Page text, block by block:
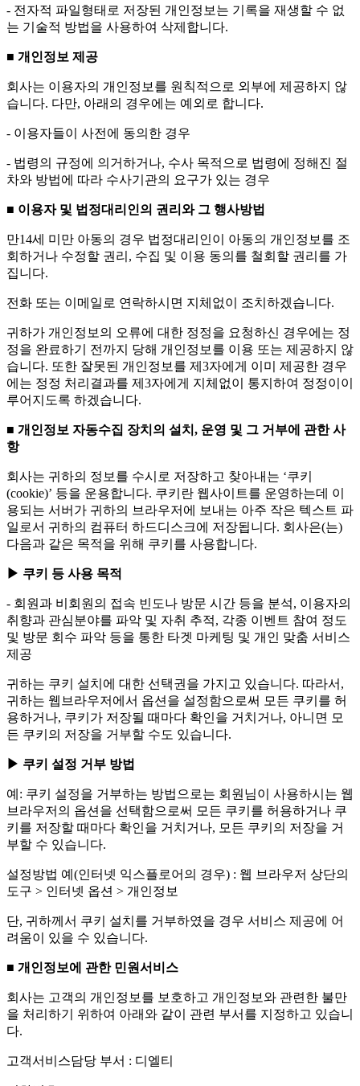
- 전자적 파일형태로 저장된 개인정보는 기록을 재생할 수 없
는 기술적 방법을 사용하여 삭제합니다.
■ 개인정보 제공
회사는 이용자의 개인정보를 원칙적으로 외부에 제공하지 않
습니다. 다만, 아래의 경우에는 예외로 합니다.
- 이용자들이 사전에 동의한 경우
- 법령의 규정에 의거하거나, 수사 목적으로 법령에 정해진 절
차와 방법에 따라 수사기관의 요구가 있는 경우
■ 이용자 및 법정대리인의 권리와 그 행사방법
만14세 미만 아동의 경우 법정대리인이 아동의 개인정보를 조
회하거나 수정할 권리, 수집 및 이용 동의를 철회할 권리를 가
집니다.
전화 또는 이메일로 연락하시면 지체없이 조치하겠습니다.
귀하가 개인정보의 오류에 대한 정정을 요청하신 경우에는 정
정을 완료하기 전까지 당해 개인정보를 이용 또는 제공하지 않
습니다. 또한 잘못된 개인정보를 제3자에게 이미 제공한 경우
에는 정정 처리결과를 제3자에게 지체없이 통지하여 정정이이
루어지도록 하겠습니다.
■ 개인정보 자동수집 장치의 설치, 운영 및 그 거부에 관한 사
항
회사는 귀하의 정보를 수시로 저장하고 찾아내는 ‘쿠키
(cookie)’ 등을 운용합니다. 쿠키란 웹사이트를 운영하는데 이
용되는 서버가 귀하의 브라우저에 보내는 아주 작은 텍스트 파
일로서 귀하의 컴퓨터 하드디스크에 저장됩니다. 회사은(는)
다음과 같은 목적을 위해 쿠키를 사용합니다.
▶ 쿠키 등 사용 목적
- 회원과 비회원의 접속 빈도나 방문 시간 등을 분석, 이용자의
취향과 관심분야를 파악 및 자취 추적, 각종 이벤트 참여 정도
및 방문 회수 파악 등을 통한 타겟 마케팅 및 개인 맞춤 서비스
제공
귀하는 쿠키 설치에 대한 선택권을 가지고 있습니다. 따라서,
귀하는 웹브라우저에서 옵션을 설정함으로써 모든 쿠키를 허
용하거나, 쿠키가 저장될 때마다 확인을 거치거나, 아니면 모
든 쿠키의 저장을 거부할 수도 있습니다.
▶ 쿠키 설정 거부 방법
예: 쿠키 설정을 거부하는 방법으로는 회원님이 사용하시는 웹
브라우저의 옵션을 선택함으로써 모든 쿠키를 허용하거나 쿠
키를 저장할 때마다 확인을 거치거나, 모든 쿠키의 저장을 거
부할 수 있습니다.
설정방법 예(인터넷 익스플로어의 경우) : 웹 브라우저 상단의
도구 > 인터넷 옵션 > 개인정보
단, 귀하께서 쿠키 설치를 거부하였을 경우 서비스 제공에 어
려움이 있을 수 있습니다.
■ 개인정보에 관한 민원서비스
회사는 고객의 개인정보를 보호하고 개인정보와 관련한 불만
을 처리하기 위하여 아래와 같이 관련 부서를 지정하고 있습니
다.
고객서비스담당 부서 : 디엘티